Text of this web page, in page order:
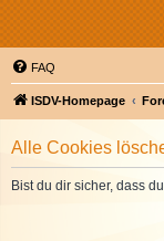
FAQ
ISDV-Homepage
Alle Cookies
Bist du dir sicher, dass